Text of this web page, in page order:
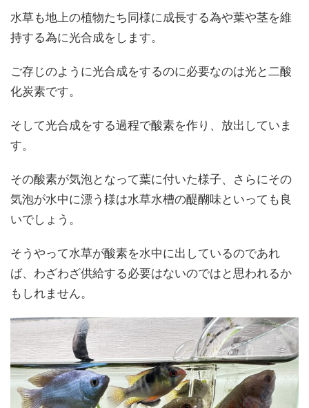
水草も地上の植物たち同様に成長する為や葉や茎を維
持する為に光合成をします。
ご存じのように光合成をするのに必要なのは光と二酸
化炭素です。
そして光合成をする過程で酸素を作り、放出していま
す。
その酸素が気泡となって葉に付いた様子、さらにその
気泡が水中に漂う様は水草水槽の醍醐味といっても良
いでしょう。
そうやって水草が酸素を水中に出しているのであれ
ば、わざわざ供給する必要はないのではと思われるか
もしれません。